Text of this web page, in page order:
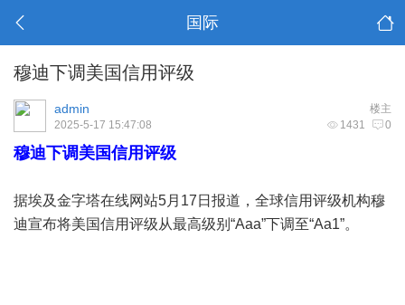
国际
穆迪下调美国信用评级
楼主
admin
1431 0
2025-5-17 15:47:08
穆迪下调美国信用评级
据埃及金字塔在线网站5月17日报道，全球信用评级机构穆
迪宣布将美国信用评级从最高级别“Aaa”下调至“Aa1”。